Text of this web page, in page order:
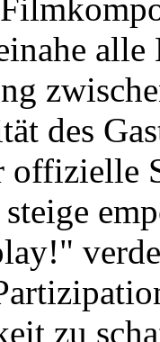
des
offizielle
zu